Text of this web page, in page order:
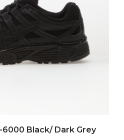
6000 Black/ Dark Grey